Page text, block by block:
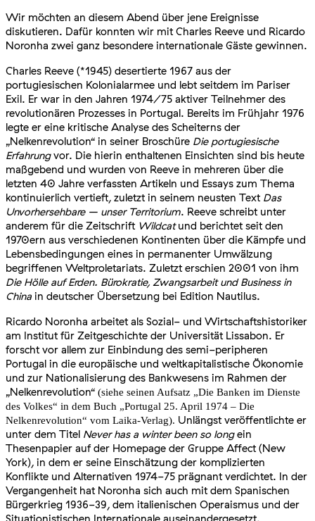
Wir möchten an diesem Abend über jene Ereignisse
diskutieren. Dafür konnten wir mit Charles Reeve und Ricardo
Noronha zwei ganz besondere internationale Gäste gewinnen.
Charles Reeve (*1945) desertierte 1967 aus der
portugiesischen Kolonialarmee und lebt seitdem im Pariser
Exil. Er war in den Jahren 1974/75 aktiver Teilnehmer des
revolutionären Prozesses in Portugal. Bereits im Frühjahr 1976
legte er eine kritische Analyse des Scheiterns der
„Nelkenrevolution“ in seiner Broschüre Die portugiesische
Erfahrungvor. Die hierin enthaltenen Einsichten sind bis heute
maßgebend und wurden von Reeve in mehreren über die
letzten 40 Jahre verfassten Artikeln und Essays zum Thema
kontinuierlich vertieft, zuletzt in seinem neusten Text Das
Unvorhersehbare – unser Territorium. Reeve schreibt unter
anderem für die Zeitschrift Wildcatund berichtet seit den
1970ern aus verschiedenen Kontinenten über die Kämpfe und
Lebensbedingungen eines in permanenter Umwälzung
begriffenen Weltproletariats. Zuletzt erschien 2001 von ihm
Die Hölle auf Erden. Bürokratie, Zwangsarbeit und Business in
China in deutscher Übersetzung bei Edition Nautilus.
Ricardo Noronha arbeitet als Sozial- und Wirtschaftshistoriker
am Institut für Zeitgeschichte der Universität Lissabon. Er
forscht vor allem zur Einbindung des semi-peripheren
Portugal in die europäische und weltkapitalistische Ökonomie
und zur Nationalisierung des Bankwesens im Rahmen der
„Nelkenrevolution“ (siehe seinen Aufsatz „Die Banken im Dienste
des Volkes“ in dem Buch „Portugal 25. April 1974 – Die
Nelkenrevolution“ vom Laika-Verlag). Unlängst veröffentlichte er
unter dem Titel Never has a winter been so longein
Thesenpapier auf der Homepage der Gruppe Affect (New
York), in dem er seine Einschätzung der komplizierten
Konflikte und Alternativen 1974-75 prägnant verdichtet. In der
Vergangenheit hat Noronha sich auch mit dem Spanischen
Bürgerkrieg 1936-39, dem italienischen Operaismus und der